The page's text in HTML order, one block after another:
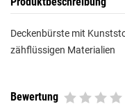
Deckenbürste mit
zähflüssigen Materialien
Bewertung